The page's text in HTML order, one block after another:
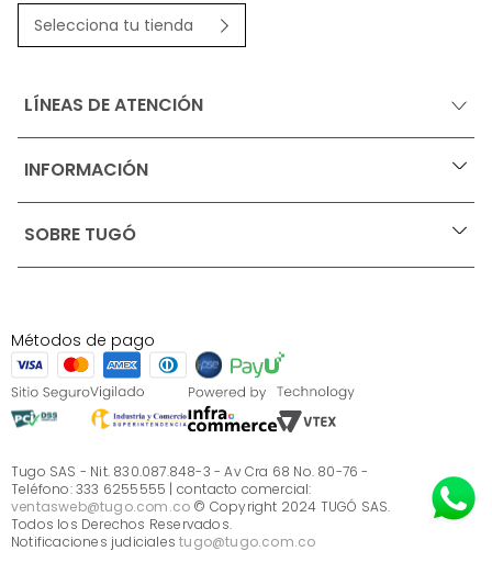
Selecciona tu tienda
LÍNEAS DE ATENCIÓN
INFORMACIÓN +
Ofertas vigentes
Términos, condiciones y restricciones para productos
S.A.S
Términos, condiciones y restricciones Tugó S.A.S
Instructivo cuidado de muebles
Sé parte de Tugó
¿Quiénes somos?
Servicio al cliente
SOBRE TUGÓ +
¿Quieres vender en Tugó?
Métodos de pago
Tugo SAS - Nit. 830.087.848-3 - Av Cra 68 No. 80-76 -
Teléfono: 333 6255555 | contacto comercial:
ventasweb@tugo.com.co © Copyright 2024 TUGÓ SAS.
Todos los Derechos Reservados.
Notificaciones judicialestugo@tugo.com.co